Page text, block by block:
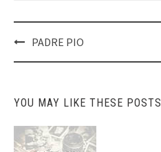
Post
navigation
PADRE PIO
YOU MAY LIKE THESE POSTS